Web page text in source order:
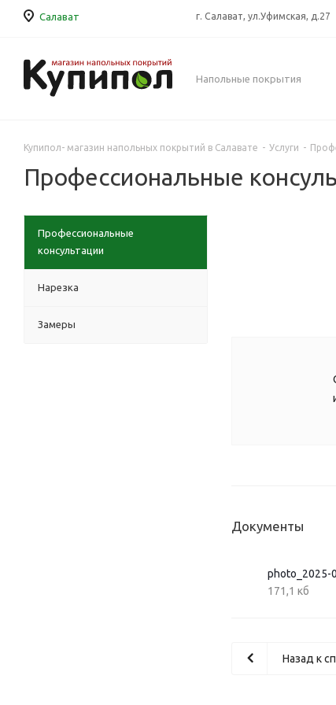
Салават г. Салават, ул.Уфимская, д.27
Напольные покрытия
Купипол- магазин напольных покрытий в Салавате - Услуги -
Профессиональные
Документы
photo_2025-
171,1 кб
Назад к
Профессиональные
консультации
Нарезка
Замеры